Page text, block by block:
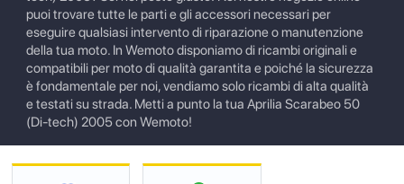
puoi trovare tutte le parti e gli accessori necessari per
eseguire qualsiasi intervento di riparazione o manutenzione
della tua moto. In Wemoto disponiamo di ricambi originali e
compatibili per moto di qualità garantita e poiché la sicurezza
è fondamentale per noi, vendiamo solo ricambi di alta qualità
e testati su strada. Metti a punto la tua Aprilia Scarabeo 50
(Di-tech) 2005 con Wemoto!